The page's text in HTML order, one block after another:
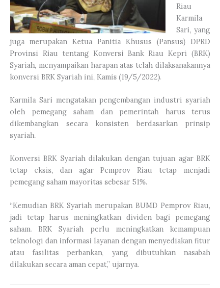
Riau
Karmila
Sari, yang
juga merupakan Ketua Panitia Khusus (Pansus) DPRD
Provinsi Riau tentang Konversi Bank Riau Kepri (BRK)
Syariah, menyampaikan harapan atas telah dilaksanakannya
konversi BRK Syariah ini, Kamis (19/5/2022).
Karmila Sari mengatakan pengembangan industri syariah
oleh pemegang saham dan pemerintah harus terus
dikembangkan secara konsisten berdasarkan prinsip
syariah.
Konversi BRK Syariah dilakukan dengan tujuan agar BRK
tetap eksis, dan agar Pemprov Riau tetap menjadi
pemegang saham mayoritas sebesar 51%.
“Kemudian BRK Syariah merupakan BUMD Pemprov Riau,
jadi tetap harus meningkatkan dividen bagi pemegang
saham. BRK Syariah perlu meningkatkan kemampuan
teknologi dan informasi layanan dengan menyediakan fitur
atau fasilitas perbankan, yang dibutuhkan nasabah
dilakukan secara aman cepat,” ujarnya.